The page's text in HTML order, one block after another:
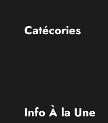
Info À la Une